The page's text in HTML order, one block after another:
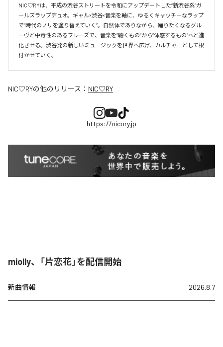
NIC♡RYは、平成の渋谷ストリートを令和にアップデートした“新渋谷系”ガ
ールズラップデュオ。ギャル×渋谷×音楽を軸に、ゆるくキャッチーなラップ
で“時代のノリを塗り替えていく”。自然体でありながら、踊りたくなるグル
ーヴと中毒性のあるフレーズで、音楽を“聴くもの”から“体感するもの”へと進
化させる。渋谷発の新しいミュージックを世界へ広げ、カルチャーとして根
付かせていく。
NIC♡RYの他のリリース： NIC♡RY
https://nicory.jp
miolly、「片恋花」を配信開始
新曲情報 2026.8.7